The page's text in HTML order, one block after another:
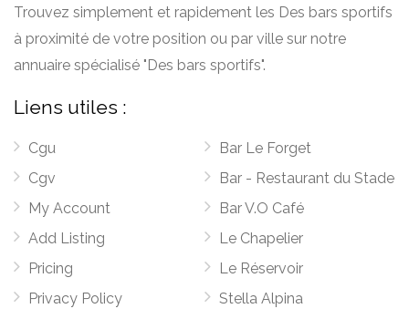
Trouvez simplement et rapidement les Des bars sportifs
à proximité de votre position ou par ville sur notre
annuaire spécialisé "Des bars sportifs".
Liens utiles :
Cgu
Cgv
My Account
Add Listing
Pricing
Privacy Policy
Bar Le Forget
Bar - Restaurant du Stade
Bar V.O Café
Le Chapelier
Le Réservoir
Stella Alpina